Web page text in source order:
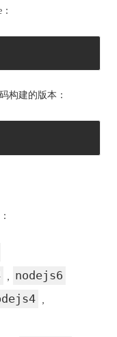
构建的版本：
， nodejs6
，